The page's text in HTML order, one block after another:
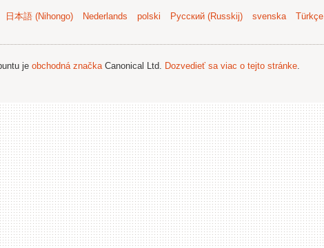
日本語 (Nihongo) Nederlands polski Русский (Russkij) svenska
Türkçe
je obchodná značkaCanonical Ltd. Dozvedieť sa viac o tejto stránke.